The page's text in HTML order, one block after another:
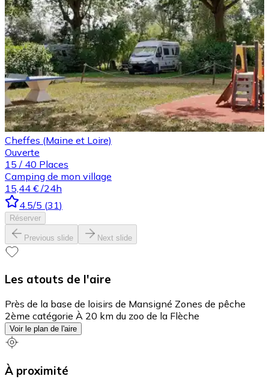
Cheffes (Maine et Loire)
Ouverte
15 / 40 Places
Camping de mon village
15,44 € /24h
4.5/5 (31)
Réserver
Previous slide Next slide
Les atouts de l'aire
Près de la base de loisirs de Mansigné Zones de pêche
2ème catégorie À 20 km du zoo de la Flèche
Voir le plan de l'aire
À proximité